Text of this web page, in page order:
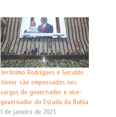
Jerônimo Rodrigues e Geraldo
Júnior são empossados nos
cargos de governador e vice-
governador do Estado da Bahia
1 de janeiro de 2023